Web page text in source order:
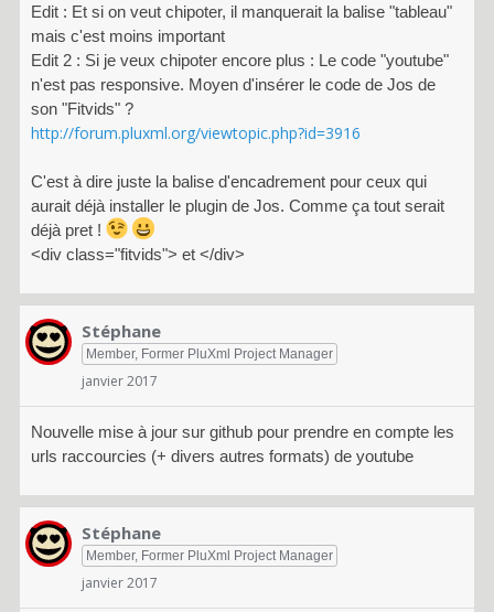
Edit : Et si on veut chipoter, il manquerait la balise "tableau"
mais c'est moins important
Edit 2 : Si je veux chipoter encore plus : Le code "youtube"
n'est pas responsive. Moyen d'insérer le code de Jos de
son "Fitvids" ?
http://forum.pluxml.org/viewtopic.php?id=3916
C'est à dire juste la balise d'encadrement pour ceux qui
aurait déjà installer le plugin de Jos. Comme ça tout serait
déjà pret !
<div class="fitvids"> et </div>
Stéphane
Member, Former PluXml Project Manager
janvier 2017
Nouvelle mise à jour sur github pour prendre en compte les
urls raccourcies (+ divers autres formats) de youtube
Stéphane
Member, Former PluXml Project Manager
janvier 2017